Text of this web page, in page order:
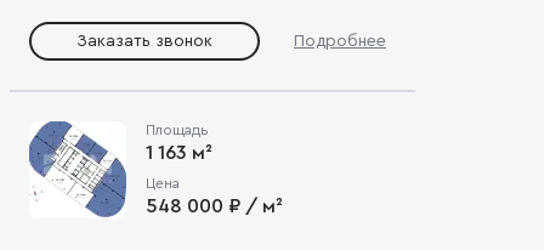
Заказать звонок Подробнее
Площадь
1 163 м²
Цена
548 000 ₽ / м²